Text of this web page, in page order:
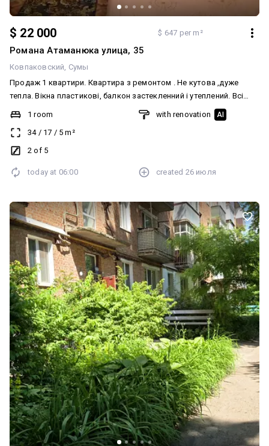
$ 22 000 $ 647 per m²
Романа Атаманюка улица, 35
Ковпаковский Сумы
Продаж 1 квартири. Квартира з ремонтом . Не кутова ,дуже
тепла. Вікна пластикові, балкон застекленний і утеплений. Всі
меблі і техніка залишаються. Великий шкаф купе в карідорі.
Нова газ пліта. Новий ремонт в сан узлі. Є підвал. Рядом
садочок, школа,ринок. Процюємо по програмі єВідновлення.
Показ в зручний час для покупця. Запрошуємо на перегляди.
1 room
34/ 17 / 5 m²
2 of 5
with renovation AI
today at 06:00 created 26 июля